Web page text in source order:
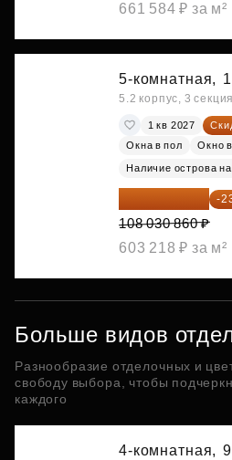
661 584 ₽ за м²
5-комнатная,
5.2 корпус, 3
1 кв 2027
Окна в пол
Окно
Наличие острова
83 183 762 ₽ -
108 030 860 ₽
603 218 ₽ за м²
Больше видов
Разнообразие отделочных и
свободу выбора, чтобы
каждого
4-комнатная,